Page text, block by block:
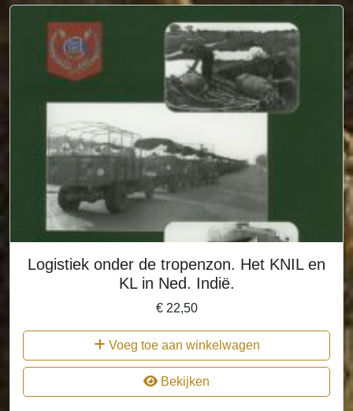
Logistiek onder de tropenzon. Het KNIL en
KL in Ned. Indië.
€22,50
Voeg toe aan winkelwagen
Bekijken